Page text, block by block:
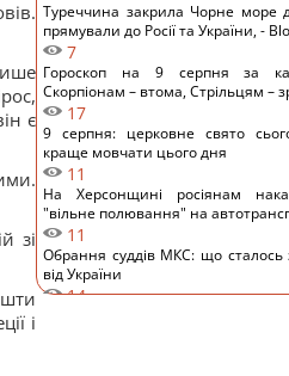
є
зі
і
Туреччина закрила Чорне море
прямували до Росії та України, -
7
Гороскоп на 9 серпня за
Скорпіонам – втома, Стрільцям –
17
9 серпня: церковне свято
краще мовчати цього дня
11
На Херсонщині росіянам
"вільне полювання" на
11
Обрання суддів МКС: що сталось
від України
14